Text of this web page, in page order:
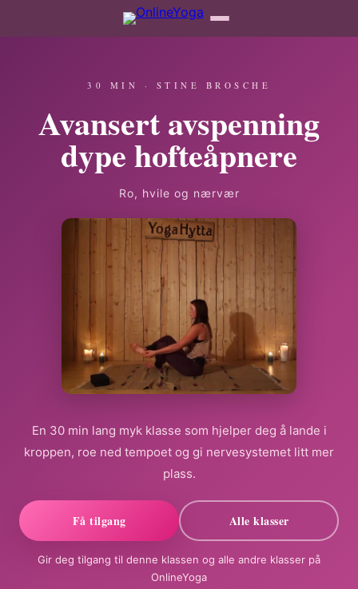
30 MIN · STINE BROSCHE
Avansert avspenning
dype hofteåpnere
Ro, hvile og nærvær
En 30 min lang myk klasse som hjelper deg å lande i
kroppen, roe ned tempoet og gi nervesystemet litt mer
plass.
Få tilgang Alle klasser
Gir deg tilgang til denne klassen og alle andre klasser på
OnlineYoga